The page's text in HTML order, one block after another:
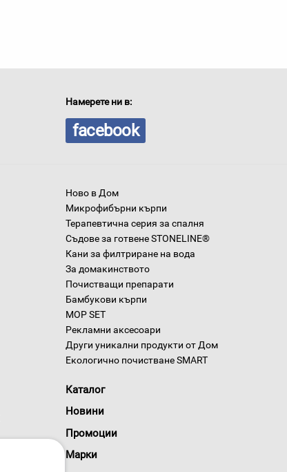
Намерете ни в:
facebook
Ново в Дом
Микрофибърни кърпи
Терапевтична серия за спалня
Съдове за готвене STONELINE®
Кани за филтриране на вода
За домакинството
Почистващи препарати
Бамбукови кърпи
MOP SET
Рекламни аксесоари
Други уникални продукти от Дом
Екологично почистване SMART
Каталог
Новини
Промоции
Марки